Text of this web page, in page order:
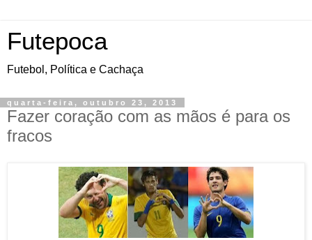
Futepoca
Futebol, Política e Cachaça
quarta-feira, outubro 23, 2013
Fazer coração com as mãos é para os
fracos